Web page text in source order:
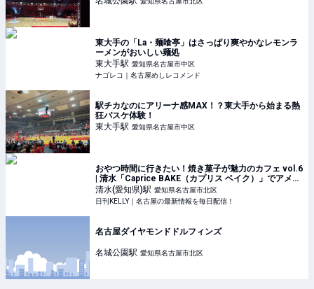
東大手の「La・麺喰亭」はさっぱり爽やかなレモンラ
ーメンがおいしい麺処
東大手駅 愛知県名古屋市中区
ナゴレコ｜名古屋めしレコメンド
駅チカなのにアリーナ感MAX！？東大手から始まる熱
狂バスケ体験！
東大手駅 愛知県名古屋市中区
おやつ時間に行きたい！焼き菓子が魅力のカフェ vol.6
| 清水「Caprice BAKE（カプリス ベイク）」でアメリ
カンマフィンを堪能 | 日刊KELLY｜名古屋の最新情報を
毎日配信！
清水(愛知県)駅 愛知県名古屋市北区
日刊KELLY｜名古屋の最新情報を毎日配信！
名古屋ダイヤモンドドルフィンズ
名城公園駅 愛知県名古屋市北区